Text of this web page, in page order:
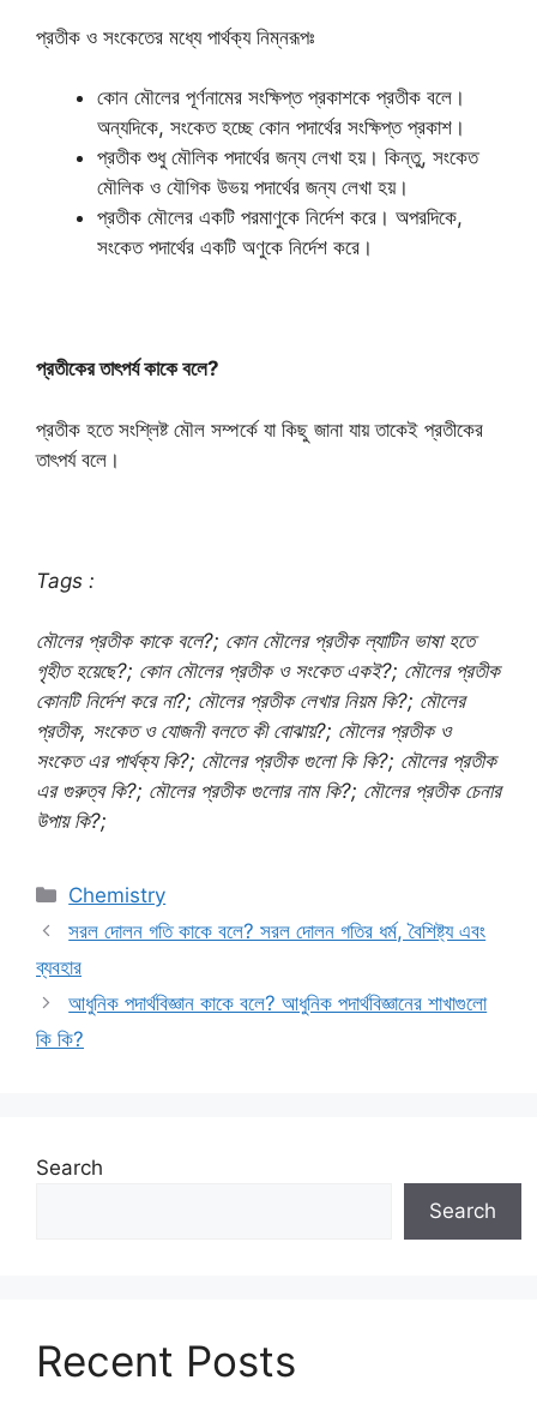
প্রতীক ও সংকেতের মধ্যে পার্থক্য নিম্নরূপঃ
কোন মৌলের পূর্ণনামের সংক্ষিপ্ত প্রকাশকে প্রতীক বলে।
অন্যদিকে, সংকেত হচ্ছে কোন পদার্থের সংক্ষিপ্ত প্রকাশ।
প্রতীক শুধু মৌলিক পদার্থের জন্য লেখা হয়। কিন্তু, সংকেত
মৌলিক ও যৌগিক উভয় পদার্থের জন্য লেখা হয়।
প্রতীক মৌলের একটি পরমাণুকে নির্দেশ করে। অপরদিকে,
সংকেত পদার্থের একটি অণুকে নির্দেশ করে।
প্রতীকের তাৎপর্য কাকে বলে?
প্রতীক হতে সংশ্লিষ্ট মৌল সম্পর্কে যা কিছু জানা যায় তাকেই প্রতীকের
তাৎপর্য বলে।
Tags :
মৌলের প্রতীক কাকে বলে?; কোন মৌলের প্রতীক ল্যাটিন ভাষা হতে
গৃহীত হয়েছে?; কোন মৌলের প্রতীক ও সংকেত একই?; মৌলের প্রতীক
কোনটি নির্দেশ করে না?; মৌলের প্রতীক লেখার নিয়ম কি?; মৌলের
প্রতীক, সংকেত ও যোজনী বলতে কী বোঝায়?; মৌলের প্রতীক ও
সংকেত এর পার্থক্য কি?; মৌলের প্রতীক গুলো কি কি?; মৌলের প্রতীক
এর গুরুত্ব কি?; মৌলের প্রতীক গুলোর নাম কি?; মৌলের প্রতীক চেনার
উপায় কি?;
Categories
Chemistry
সরল দোলন গতি কাকে বলে? সরল দোলন গতির ধর্ম, বৈশিষ্ট্য এবং
ব্যবহার
আধুনিক পদার্থবিজ্ঞান কাকে বলে? আধুনিক পদার্থবিজ্ঞানের শাখাগুলো
কি কি?
Search
Search
Recent Posts